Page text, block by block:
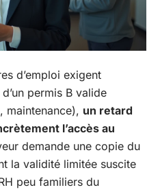
d’emploi exigent
permis B valide
maintenance), un retard
l’accès au
demande une copie du
la validité limitée suscite
peu familiers du